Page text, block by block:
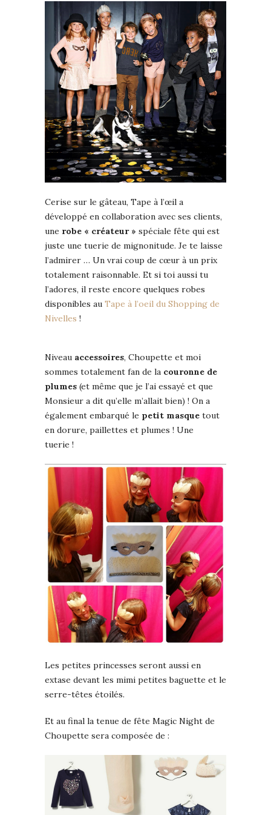
Cerise sur le gâteau, Tape à l’œil a
développé en collaboration avec ses clients,
une robe « créateur » spéciale fête qui est
juste une tuerie de mignonitude. Je te laisse
l’admirer … Un vrai coup de cœur à un prix
totalement raisonnable. Et si toi aussi tu
l’adores, il reste encore quelques robes
disponibles au Tape à l’oeil du Shopping de
Nivelles !
Niveau accessoires, Choupette et moi
sommes totalement fan de la couronne de
plumes (et même que je l’ai essayé et que
Monsieur a dit qu’elle m’allait bien) ! On a
également embarqué le petit masque tout
en dorure, paillettes et plumes ! Une
tuerie !
Les petites princesses seront aussi en
extase devant les mimi petites baguette et le
serre-têtes étoilés.
Et au final la tenue de fête Magic Night de
Choupette sera composée de :